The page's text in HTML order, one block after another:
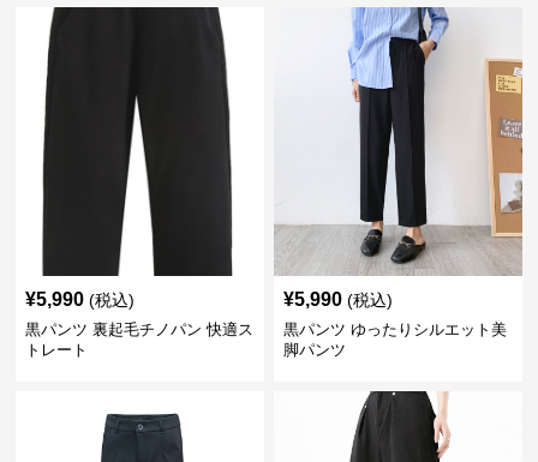
¥5,990 (税込)
黒パンツ 裏起毛チノパン 快適ス
トレート
¥5,990 (税込)
黒パンツ ゆったりシルエット美
脚パンツ